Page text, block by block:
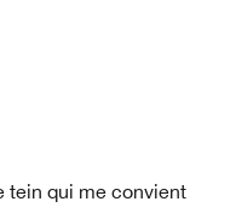
tein qui me convient